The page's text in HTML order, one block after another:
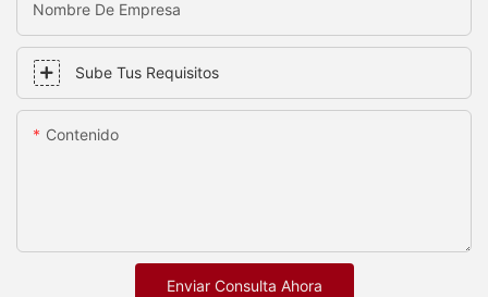
Nombre De Empresa
Sube Tus Requisitos
Contenido
Enviar Consulta Ahora